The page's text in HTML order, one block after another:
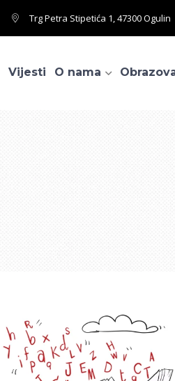
Trg Petra Stipetića 1, 47300 Ogulin
Vijesti O nama